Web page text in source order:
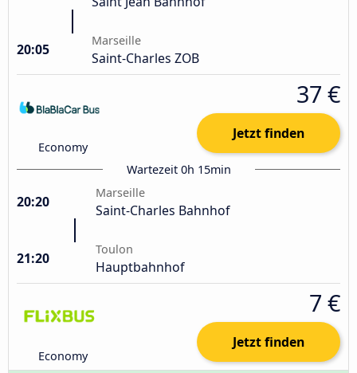
20:05
Marseille
Saint-Charles ZOB
Economy
37 €
Jetzt finden
Wartezeit 0h 15min
20:20
Marseille
Saint-Charles Bahnhof
21:20
Toulon
Hauptbahnhof
Economy
7 €
Jetzt finden